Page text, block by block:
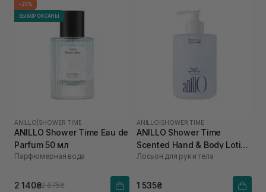
-20%
ВЫБОР ОКСАНЫ
ANILLO SHOWER TIME
ANILLO Shower Time Eau de
Parfum 50 мл
Парфюмерная вода
2 140₴2 675₴
ANILLO SHOWER TIME
ANILLO Shower Time
Scented Hand & Body Lotion
450 мл
Лосьон для рук и тела
1 535₴